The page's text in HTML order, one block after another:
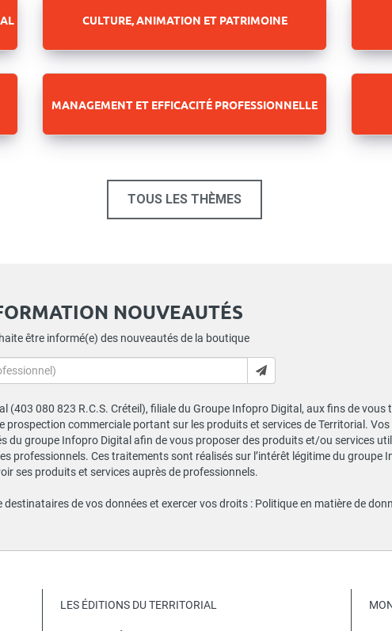
CULTURE, ANIMATION ET PATRIMOINE
MANAGEMENT ET EFFICACITÉ PROFESSIONNELLE
TOUS LES THÈMES
NOUVEAUTÉS
être informé(e) des nouveautés de la boutique
(403 080 823 R.C.S. Créteil), filiale du Groupe Infopro Digital, aux fins de
prospection commerciale portant sur les produits et services de Territorial.
du groupe Infopro Digital afin de vous proposer des produits et/ou services
professionnels. Ces traitements sont réalisés sur l’intérêt légitime du groupe
ses produits et services auprès de professionnels.
de vos données et exercer vos droits : Politique en matière de
LES ÉDITIONS DU TERRITORIAL